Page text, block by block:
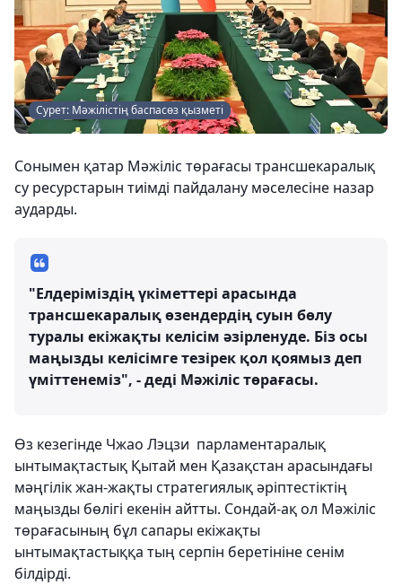
Сурет: Мәжілістің баспасөз қызметі
Сонымен қатар Мәжіліс төрағасы трансшекаралық
су ресурстарын тиімді пайдалану мәселесіне назар
аударды.
"Елдеріміздің үкіметтері арасында
трансшекаралық өзендердің суын бөлу
туралы екіжақты келісім әзірленуде. Біз осы
маңызды келісімге тезірек қол қоямыз деп
үміттенеміз", - деді Мәжіліс төрағасы.
Өз кезегінде Чжао Лэцзи парламентаралық
ынтымақтастық Қытай мен Қазақстан арасындағы
мәңгілік жан-жақты стратегиялық әріптестіктің
маңызды бөлігі екенін айтты. Сондай-ақ ол Мәжіліс
төрағасының бұл сапары екіжақты
ынтымақтастыққа тың серпін беретініне сенім
білдірді.